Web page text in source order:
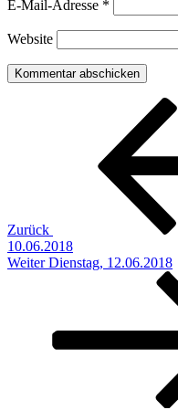
E-Mail-Adresse *
Website
Beitragsnavigation
Zurück
10.06.2018
Nächster
Weiter Dienstag, 12.06.2018